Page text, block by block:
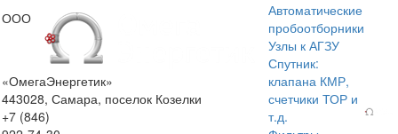
ООО
«ОмегаЭнергетик»
443028, Самара, поселок Козелки
+7 (846)
Автоматические
пробоотборники
Узлы к АГЗУ
Спутник:
клапана КМР,
счетчики ТОР и
т.д.